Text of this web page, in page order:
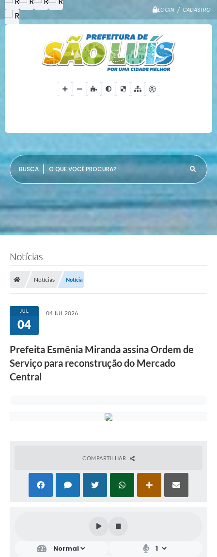
LOGIN / CADASTRO
O QUE VOCÊ PROCURA?
Notícias
Notícias Notícia
JUL
04
04 JUL 2026
Prefeita Esmênia Miranda assina Ordem de
Serviço para reconstrução do Mercado
Central
COMPARTILHAR